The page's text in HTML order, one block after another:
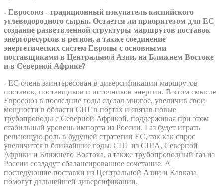
- Евросоюз - традиционный покупатель каспийского
углеводородного сырья. Остается ли приоритетом для ЕС
создание разветвленной структуры маршрутов поставок
энергоресурсов в регион, а также соединение
энергетических систем Европы с основными
поставщиками в Центральной Азии, на Ближнем Востоке
и в Северной Африке?
- EС очень заинтересован в диверсификации маршрутов
поставок, поставщиков и источников энергии. В этом смысле
Евросоюз в последние годы сделал многое, увеличив свои
мощности в области СПГ в портах и связав новые
трубопроводы с Северной Африкой, поддерживая при этом
стабильный уровень импорта из России. Газ будет играть
решающую роль в будущей стратегии ЕС, так как спрос
увеличится в ближайшие годы. СПГ из США, Северной
Африки и Ближнего Востока, а также трубопроводный газ из
России создадут сбалансированное сочетание. А
последующие поставки из Центральной Азии и Кавказа
помогут дальнейшей диверсификации.